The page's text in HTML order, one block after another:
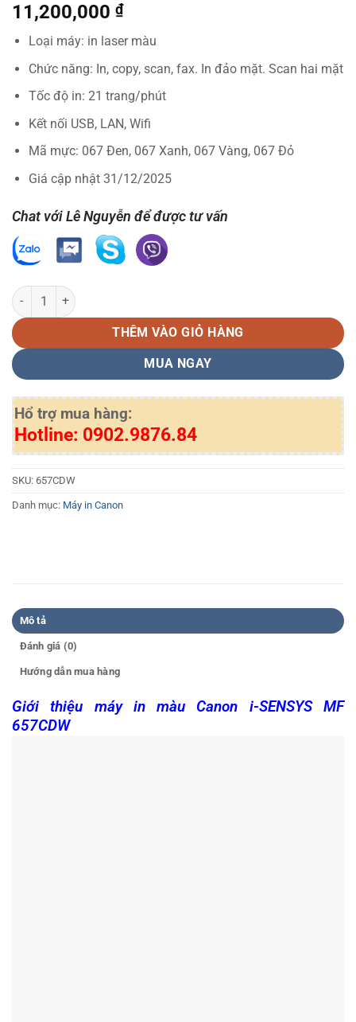
11,200,000 ₫
Loại máy: in laser màu
Chức năng: In, copy, scan, fax. In đảo mặt. Scan hai mặt
Tốc độ in: 21 trang/phút
Kết nối USB, LAN, Wifi
Mã mực: 067 Đen, 067 Xanh, 067 Vàng, 067 Đỏ
Giá cập nhật 31/12/2025
Chat với Lê Nguyễn để được tư vấn
Máy in đa chức năng Canon MF657cdw số lượng
THÊM VÀO GIỎ HÀNG
MUA NGAY
Hổ trợ mua hàng:
Hotline: 0902.9876.84
SKU: 657CDW
Danh mục: Máy in Canon
Mô tả
Đánh giá (0)
Hướng dẫn mua hàng
Giới thiệu máy in màu Canon i-SENSYS MF
657CDW